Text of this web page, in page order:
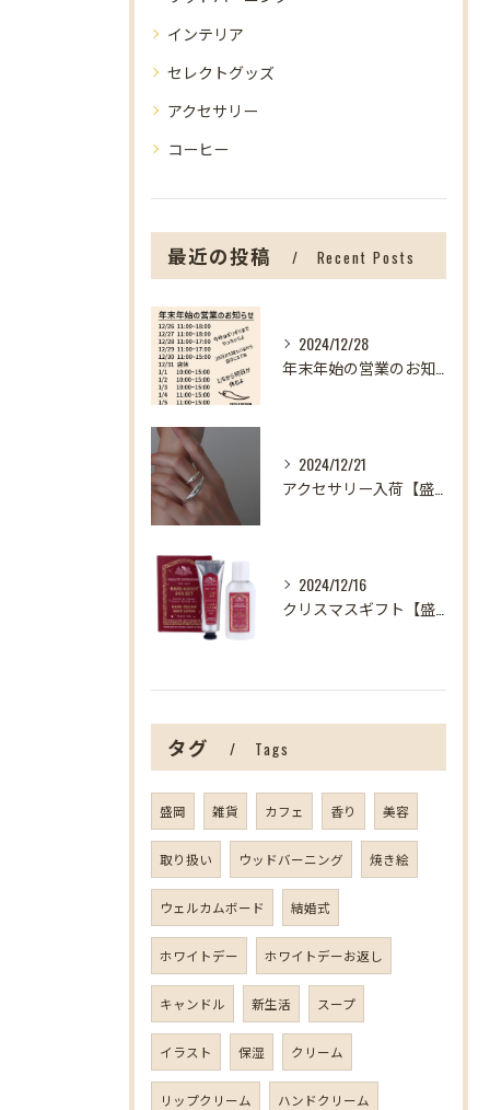
インテリア
セレクトグッズ
アクセサリー
コーヒー
最近の投稿 Recent Posts
2024/12/28
2024/12/21
2024/12/16
タグ Tags
盛岡 雑貨 カフェ 香り 美容
取り扱い ウッドバーニング 焼き絵
ウェルカムボード 結婚式
ホワイトデー ホワイトデーお返し
キャンドル 新生活 スープ
イラスト 保湿 クリーム
リップクリーム ハンドクリーム